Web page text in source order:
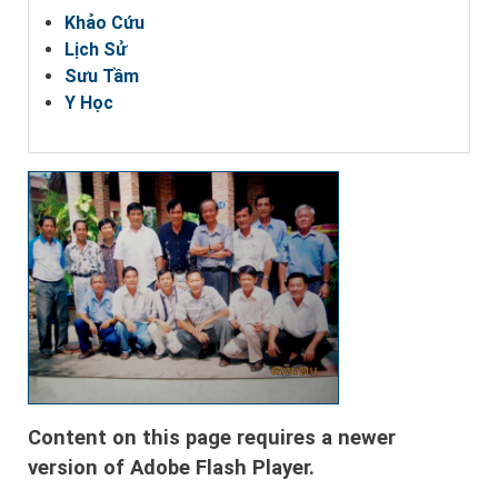
Khảo Cứu
Lịch Sử
Sưu Tầm
Y Học
Content on this page requires a newer
version of Adobe Flash Player.